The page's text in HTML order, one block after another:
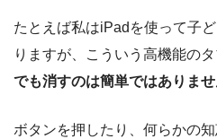
たとえば私はiPadを使って子
りますが、こういう高機能のタ
でも消すのは簡単ではありま
ボタンを押したり、何らかの